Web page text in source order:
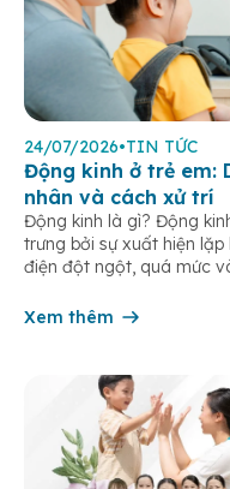
24/07/2026•TIN TỨC
Động kinh ở trẻ em:
nhân và cách xử trí
Động kinh là gì? Động
trưng bởi sự xuất hiện
điện đột ngột, quá mức
Xem thêm